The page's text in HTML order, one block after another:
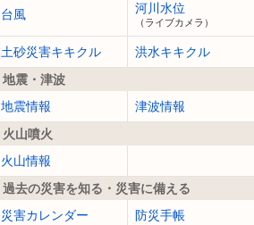
台風 河川水位
（ライブカメラ）
土砂災害キキクル
洪水キキクル
地震・津波
地震情報
津波情報
火山噴火
火山情報
過去の災害を知る・災害に備える
災害カレンダー
防災手帳